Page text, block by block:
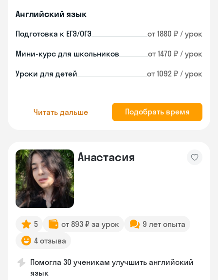
Английский язык
Подготовка к ЕГЭ/ОГЭ от 1880 ₽ / урок
Мини-курс для школьников от 1470 ₽ / урок
Уроки для детей от 1092 ₽ / урок
Читать дальше Подобрать время
Анастасия
5 от 893 ₽ за урок
9 лет опыта
4 отзыва
Помогла 30 ученикам улучшить английский
язык